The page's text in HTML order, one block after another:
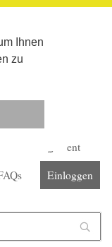
Ihnen
zu
Management
Einloggen